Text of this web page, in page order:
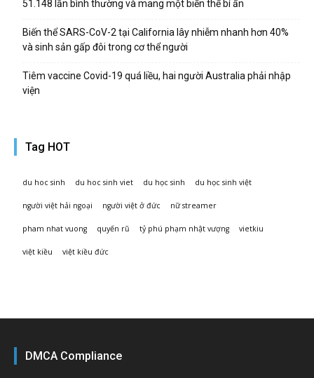
51.148 lần bình thường và mang một biến thể bí ẩn
Biến thể SARS-CoV-2 tại California lây nhiễm nhanh hơn 40%
và sinh sản gấp đôi trong cơ thể người
Tiêm vaccine Covid-19 quá liều, hai người Australia phải nhập
viện
Tag HOT
du hoc sinh du hoc sinh viet du học sinh du học sinh việt
người việt hải ngoại người việt ở đức nữ streamer
pham nhat vuong quyến rũ tỷ phú phạm nhật vượng vietkiu
việt kiều việt kiều đức
DMCA Compliance